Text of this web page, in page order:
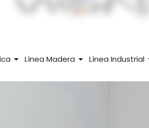
Línea Madera Línea Industrial